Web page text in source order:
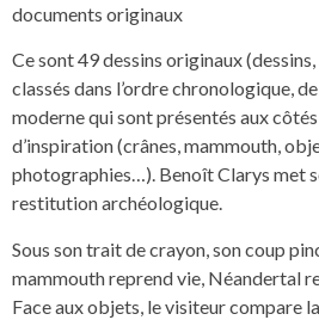
documents originaux
Ce sont 49 dessins originaux
classés dans l’ordre chronologique,
moderne qui sont présentés aux
d’inspiration (crânes, mammouth,
photographies…). Benoît Clarys met
restitution archéologique.
Sous son trait de crayon, son coup
mammouth reprend vie, Néandertal
Face aux objets, le visiteur compare